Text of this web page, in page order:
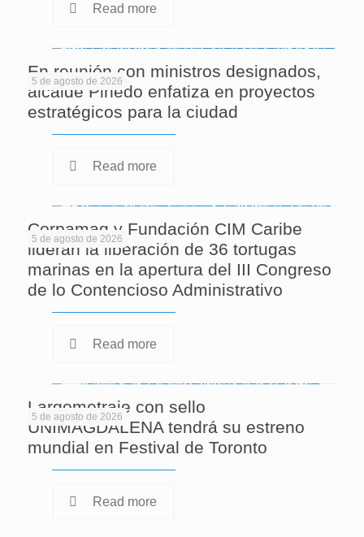
Read more
5 de agosto de 2026
En reunión con ministros designados,
alcalde Pinedo enfatiza en proyectos
estratégicos para la ciudad
Read more
5 de agosto de 2026
Corpamag y Fundación CIM Caribe
lideran la liberación de 36 tortugas
marinas en la apertura del III Congreso
de lo Contencioso Administrativo
Read more
5 de agosto de 2026
Largometraje con sello
UNIMAGDALENA tendrá su estreno
mundial en Festival de Toronto
Read more